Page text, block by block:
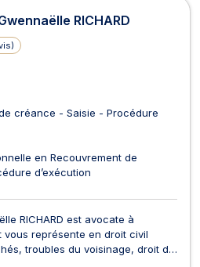
RICHARD
)
créance - Saisie - Procédure
en Recouvrement de
d’exécution
RICHARD est avocate à
vous représente en droit civil
troubles du voisinage, droit de